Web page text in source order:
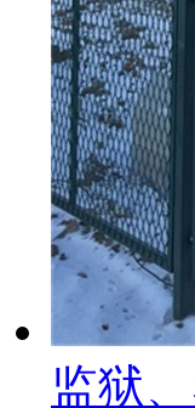
监狱